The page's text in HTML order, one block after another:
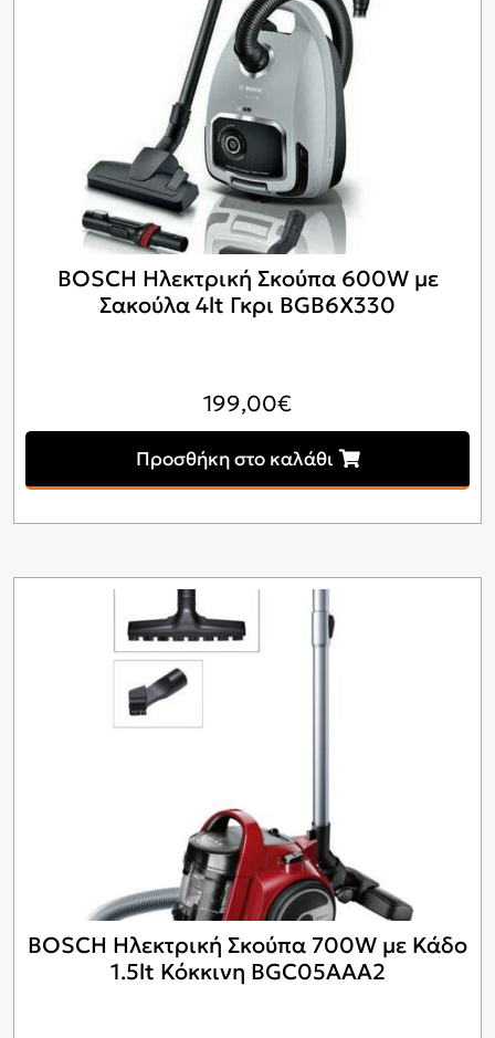
BOSCH Ηλεκτρική Σκούπα 600W με
Σακούλα 4lt Γκρι BGB6X330
199,00€
Προσθήκη στο καλάθι
BOSCH Ηλεκτρική Σκούπα 700W με Κάδο
1.5lt Κόκκινη BGC05AAA2